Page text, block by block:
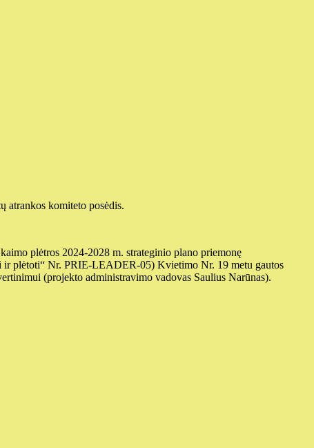
atrankos komiteto posėdis.
plėtros 2024-2028 m. strateginio plano priemonę
ir plėtoti“ Nr. PRIE-LEADER-05) Kvietimo Nr. 19 metu gautos
(projekto administravimo vadovas Saulius Narūnas).